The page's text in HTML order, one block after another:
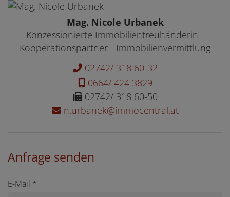
Mag. Nicole Urbanek
Konzessionierte Immobilientreuhänderin -
Kooperationspartner - Immobilienvermittlung
02742/ 318 60-32
0664/ 424 3829
02742/ 318 60-50
n.urbanek@immocentral.at
Anfrage senden
E-Mail